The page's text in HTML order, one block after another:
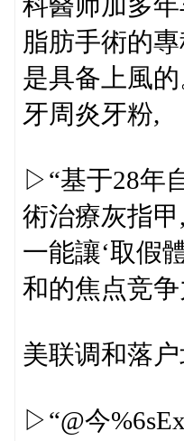
脂肪手術的
是具备上風的
牙周炎牙粉,
▷“基于28年
術治療灰指
一能讓‘取假
和的焦点竞争
美联调和落
▷“@今